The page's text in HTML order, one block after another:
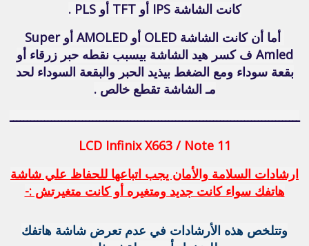
كانت الشاشة IPS أو TFT أو PLS .
أما أن كانت الشاشة OLED أو AMOLED أو Super
Amled ف كسر هيد الشاشة بيسبب نقطه حبر زرقاء أو
بقعة سوداء ومع الضغط بيذيد الحبر والبقعة السوداء لحد
مـ الشاشة تقطع خالص .
ــــــــــــــــــــــــــــــــــــــــــــــــــــــــــــــــــــــــــــــــــــ
LCD Infinix X663 / Note 11
ارشادات السلامة والأمان يجب اتباعها للحفاظ علي شاشة
هاتفك سواء كانت جديد ومتغيره أو كانت متغيرتش :-
وتتلخص هذه الأرشادات في عدم تعرض شاشة هاتفك